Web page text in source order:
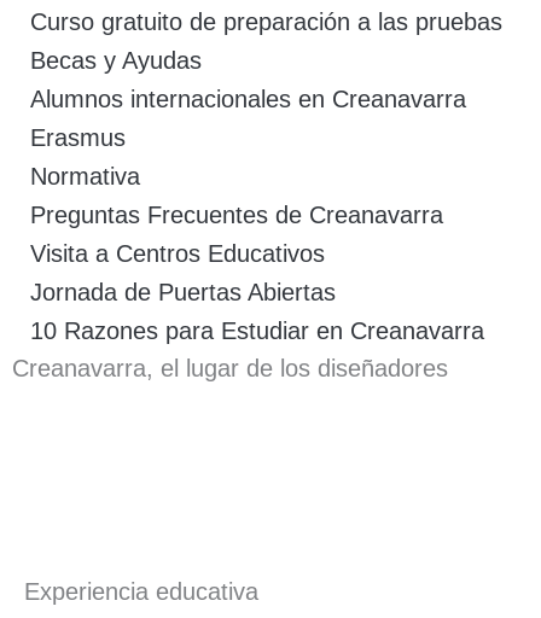
Curso gratuito de preparación a las pruebas
Becas y Ayudas
Alumnos internacionales en Creanavarra
Erasmus
Normativa
Preguntas Frecuentes de Creanavarra
Visita a Centros Educativos
Jornada de Puertas Abiertas
10 Razones para Estudiar en Creanavarra
Creanavarra, el lugar de los diseñadores
Experiencia educativa